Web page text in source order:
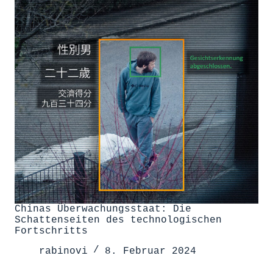
Chinas Überwachungsstaat: Die
Schattenseiten des technologischen
Fortschritts
rabinovi
8. Februar 2024